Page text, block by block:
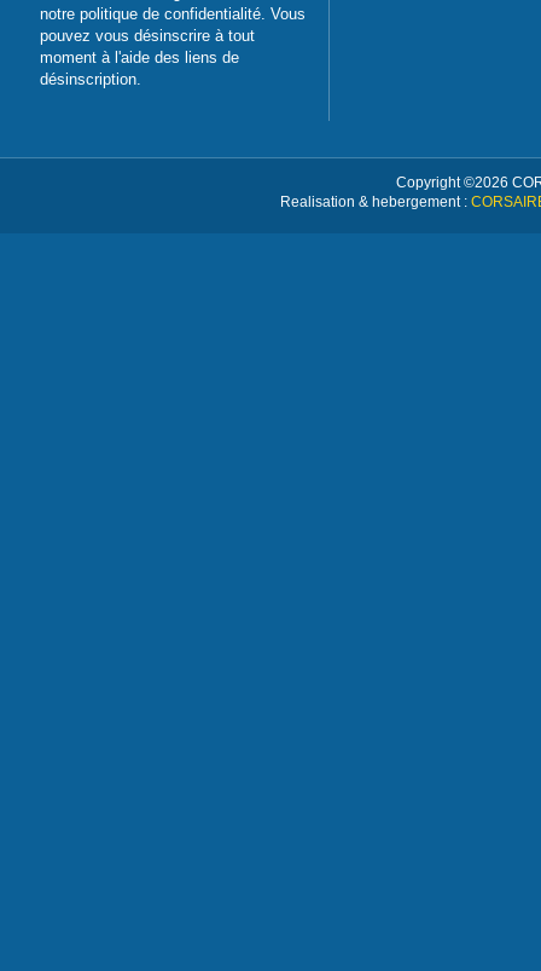
notre politique de confidentialité. Vous
pouvez vous désinscrire à tout
moment à l'aide des liens de
désinscription.
Copyright ©2026
Realisation & hebergement :